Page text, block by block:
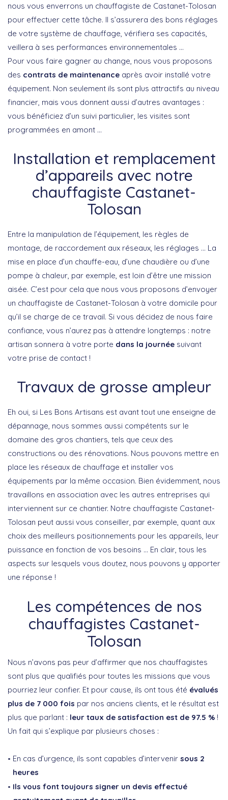
nous vous enverrons un chauffagiste de Castanet-Tolosan
pour effectuer cette tâche. Il s’assurera des bons réglages
de votre système de chauffage, vérifiera ses capacités,
veillera à ses performances environnementales …
Pour vous faire gagner au change, nous vous proposons
des contrats de maintenance après avoir installé votre
équipement. Non seulement ils sont plus attractifs au niveau
financier, mais vous donnent aussi d’autres avantages :
vous bénéficiez d’un suivi particulier, les visites sont
programmées en amont …
Installation et remplacement
d’appareils avec notre
chauffagiste Castanet-
Tolosan
Entre la manipulation de l’équipement, les règles de
montage, de raccordement aux réseaux, les réglages … La
mise en place d’un chauffe-eau, d’une chaudière ou d’une
pompe à chaleur, par exemple, est loin d’être une mission
aisée. C’est pour cela que nous vous proposons d’envoyer
un chauffagiste de Castanet-Tolosan à votre domicile pour
qu’il se charge de ce travail. Si vous décidez de nous faire
confiance, vous n’aurez pas à attendre longtemps : notre
artisan sonnera à votre porte dans la journée suivant
votre prise de contact !
Travaux de grosse ampleur
Eh oui, si Les Bons Artisans est avant tout une enseigne de
dépannage, nous sommes aussi compétents sur le
domaine des gros chantiers, tels que ceux des
constructions ou des rénovations. Nous pouvons mettre en
place les réseaux de chauffage et installer vos
équipements par la même occasion. Bien évidemment, nous
travaillons en association avec les autres entreprises qui
interviennent sur ce chantier. Notre chauffagiste Castanet-
Tolosan peut aussi vous conseiller, par exemple, quant aux
choix des meilleurs positionnements pour les appareils, leur
puissance en fonction de vos besoins … En clair, tous les
aspects sur lesquels vous doutez, nous pouvons y apporter
une réponse !
Les compétences de nos
chauffagistes Castanet-
Tolosan
Nous n’avons pas peur d’affirmer que nos chauffagistes
sont plus que qualifiés pour toutes les missions que vous
pourriez leur confier. Et pour cause, ils ont tous été évalués
plus de 7 000 fois par nos anciens clients, et le résultat est
plus que parlant : leur taux de satisfaction est de 97.5 % !
Un fait qui s’explique par plusieurs choses :
En cas d’urgence, ils sont capables d’intervenir sous 2
heures
Ils vous font toujours signer un devis effectué